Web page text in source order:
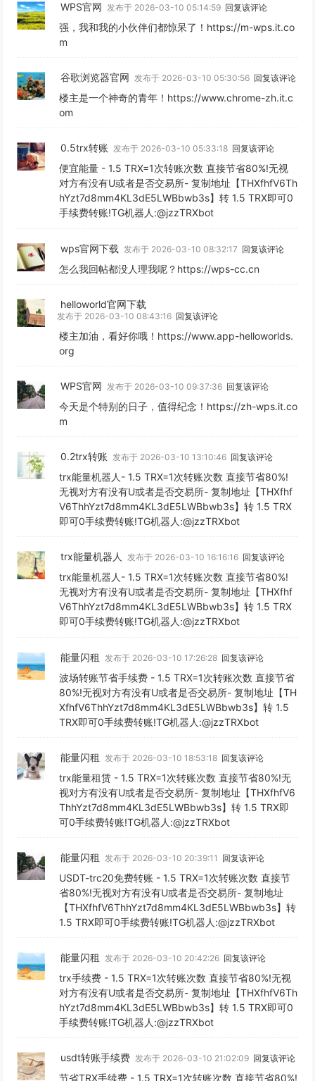
WPS官网 发布于 2026-03-10 05:14:59 回复该评论
强，我和我的小伙伴们都惊呆了！https://m-wps.it.co
m
谷歌浏览器官网 发布于 2026-03-10 05:30:56 回复该评论
楼主是一个神奇的青年！https://www.chrome-zh.it.c
om
0.5trx转账 发布于 2026-03-10 05:33:18 回复该评论
便宜能量 - 1.5 TRX=1次转账次数 直接节省80%!无视
对方有没有U或者是否交易所- 复制地址【THXfhfV6Th
hYzt7d8mm4KL3dE5LWBbwb3s】转 1.5 TRX即可0
手续费转账!TG机器人:@jzzTRXbot
wps官网下载 发布于 2026-03-10 08:32:17 回复该评论
怎么我回帖都没人理我呢？https://wps-cc.cn
helloworld官网下载
发布于 2026-03-10 08:43:16 回复该评论
楼主加油，看好你哦！https://www.app-helloworlds.
org
WPS官网 发布于 2026-03-10 09:37:36 回复该评论
今天是个特别的日子，值得纪念！https://zh-wps.it.co
m
0.2trx转账 发布于 2026-03-10 13:10:46 回复该评论
trx能量机器人- 1.5 TRX=1次转账次数 直接节省80%!
无视对方有没有U或者是否交易所- 复制地址【THXfhf
V6ThhYzt7d8mm4KL3dE5LWBbwb3s】转 1.5 TRX
即可0手续费转账!TG机器人:@jzzTRXbot
trx能量机器人 发布于 2026-03-10 16:16:16 回复该评论
trx能量机器人- 1.5 TRX=1次转账次数 直接节省80%!
无视对方有没有U或者是否交易所- 复制地址【THXfhf
V6ThhYzt7d8mm4KL3dE5LWBbwb3s】转 1.5 TRX
即可0手续费转账!TG机器人:@jzzTRXbot
能量闪租 发布于 2026-03-10 17:26:28 回复该评论
波场转账节省手续费 - 1.5 TRX=1次转账次数 直接节省
80%!无视对方有没有U或者是否交易所- 复制地址【TH
XfhfV6ThhYzt7d8mm4KL3dE5LWBbwb3s】转 1.5
TRX即可0手续费转账!TG机器人:@jzzTRXbot
能量闪租 发布于 2026-03-10 18:53:18 回复该评论
trx能量租赁 - 1.5 TRX=1次转账次数 直接节省80%!无
视对方有没有U或者是否交易所- 复制地址【THXfhfV6
ThhYzt7d8mm4KL3dE5LWBbwb3s】转 1.5 TRX即
可0手续费转账!TG机器人:@jzzTRXbot
能量闪租 发布于 2026-03-10 20:39:11 回复该评论
USDT-trc20免费转账 - 1.5 TRX=1次转账次数 直接节
省80%!无视对方有没有U或者是否交易所- 复制地址
【THXfhfV6ThhYzt7d8mm4KL3dE5LWBbwb3s】转
1.5 TRX即可0手续费转账!TG机器人:@jzzTRXbot
能量闪租 发布于 2026-03-10 20:42:26 回复该评论
trx手续费 - 1.5 TRX=1次转账次数 直接节省80%!无视
对方有没有U或者是否交易所- 复制地址【THXfhfV6Th
hYzt7d8mm4KL3dE5LWBbwb3s】转 1.5 TRX即可0
手续费转账!TG机器人:@jzzTRXbot
usdt转账手续费 发布于 2026-03-10 21:02:09 回复该评论
节省TRX手续费 - 1.5 TRX=1次转账次数 直接节省80%!